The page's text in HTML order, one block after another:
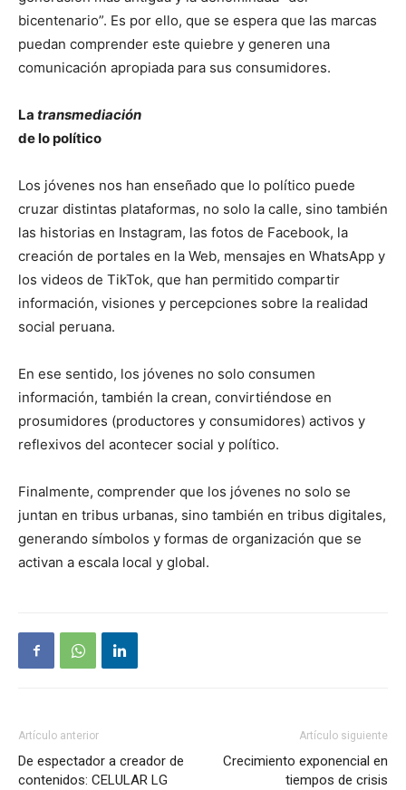
bicentenario”. Es por ello, que se espera que las marcas
puedan comprender este quiebre y generen una
comunicación apropiada para sus consumidores.
La transmediación
de lo político
Los jóvenes nos han enseñado que lo político puede
cruzar distintas plataformas, no solo la calle, sino también
las historias en Instagram, las fotos de Facebook, la
creación de portales en la Web, mensajes en WhatsApp y
los videos de TikTok, que han permitido compartir
información, visiones y percepciones sobre la realidad
social peruana.
En ese sentido, los jóvenes no solo consumen
información, también la crean, convirtiéndose en
prosumidores (productores y consumidores) activos y
reflexivos del acontecer social y político.
Finalmente, comprender que los jóvenes no solo se
juntan en tribus urbanas, sino también en tribus digitales,
generando símbolos y formas de organización que se
activan a escala local y global.
Artículo anterior
De espectador a creador de
contenidos: CELULAR LG
Artículo siguiente
Crecimiento exponencial en
tiempos de crisis